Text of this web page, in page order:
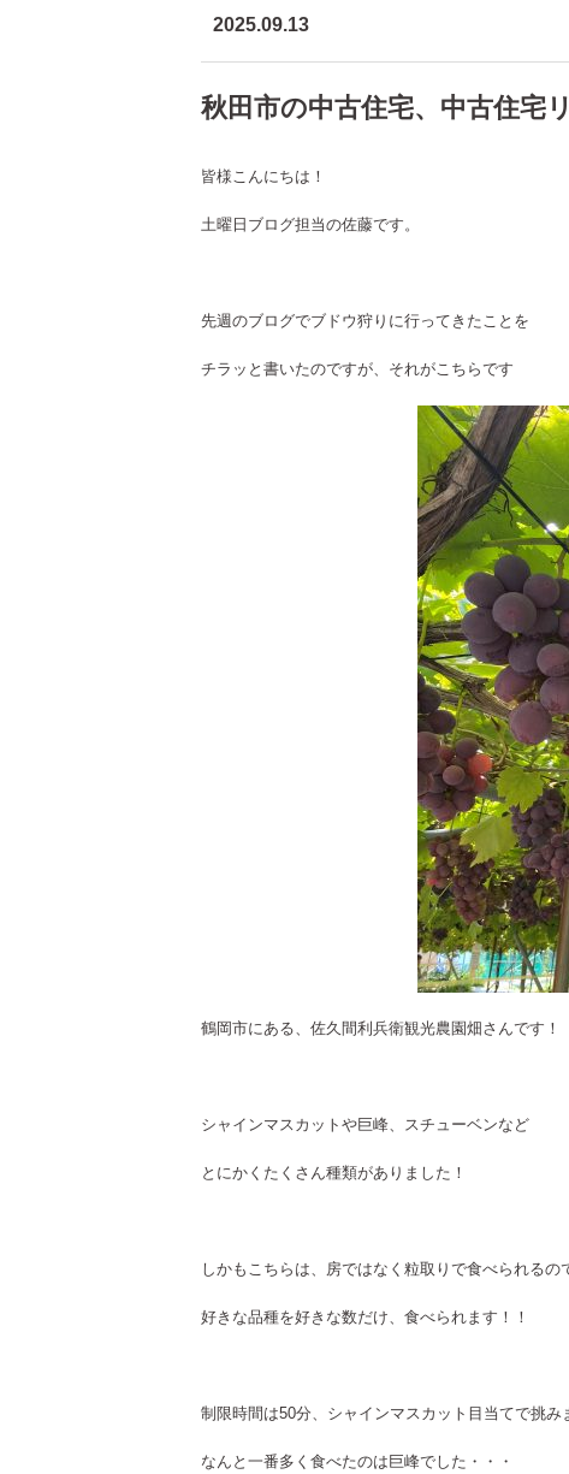
2025.09.13
秋田市の中古住宅、中古住
皆様こんにちは！
土曜日ブログ担当の佐藤です。
先週のブログでブドウ狩りに行ってきたことを
チラッと書いたのですが、それがこちらです
鶴岡市にある、佐久間利兵衛観光農園畑さんです！
シャインマスカットや巨峰、スチューベンなど
とにかくたくさん種類がありました！
しかもこちらは、房ではなく粒取りで食べられるの
好きな品種を好きな数だけ、食べられます！！
制限時間は50分、シャインマスカット目当てで挑み
なんと一番多く食べたのは巨峰でした・・・